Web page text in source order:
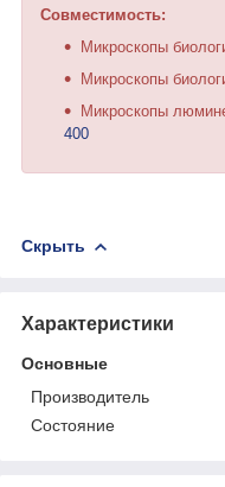
Совместимость:
Микроскопы
Микроскопы
Микроскопы
400
Скрыть
Характеристики
Основные
Производитель
Состояние